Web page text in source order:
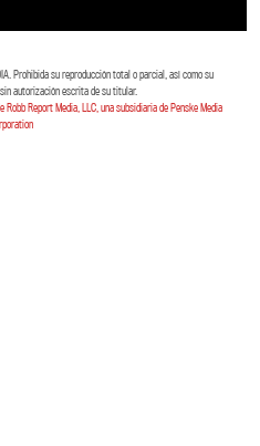
Prohibida su reproducción total o parcial, así como su
autorización escrita de su titular.
Report Media, LLC, una subsidiaria de Penske Media